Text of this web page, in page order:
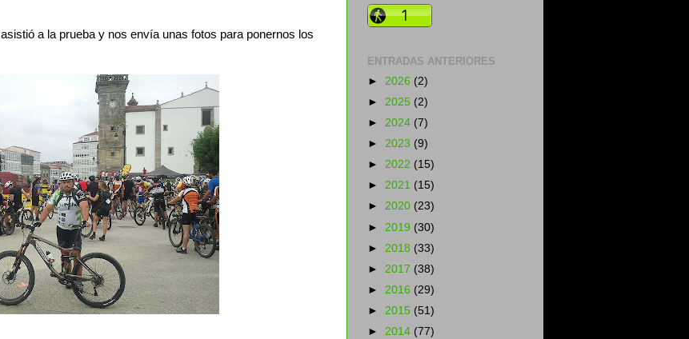
asistió a la prueba y nos envía unas fotos para ponernos los
ENTRADAS ANTERIORES
► 2026 (2)
► 2025 (2)
► 2024 (7)
► 2023 (9)
► 2022 (15)
► 2021 (15)
► 2020 (23)
► 2019 (30)
► 2018 (33)
► 2017 (38)
► 2016 (29)
► 2015 (51)
► 2014 (77)